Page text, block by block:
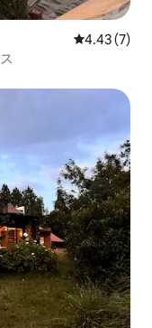
レビュー7
4.43 (7)